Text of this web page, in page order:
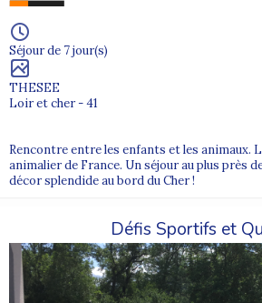
Séjour de 7 jour(s)
THESEE
Loir et cher - 41
Rencontre entre les enfants et les animaux.
animalier de France. Un séjour au plus près
décor splendide au bord du Cher !
Défis Sportifs et